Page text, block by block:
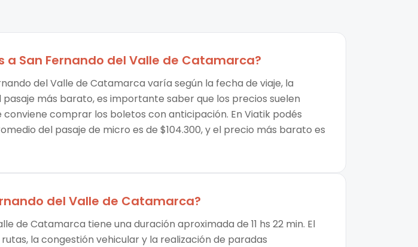
a San Fernando del Valle de Catamarca?
del Valle de Catamarca varía según la fecha de viaje, la
más barato, es importante saber que los precios suelen
comprar los boletos con anticipación. En Viatik podés
del pasaje de micro es de $104.300, y el precio más barato es
del Valle de Catamarca?
de Catamarca tiene una duración aproximada de 11 hs 22 min. El
la congestión vehicular y la realización de paradas